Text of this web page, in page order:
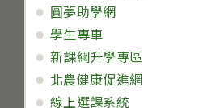
圓夢助學網
學生專車
新課綱升學專區
北農健康促進網
線上選課系統